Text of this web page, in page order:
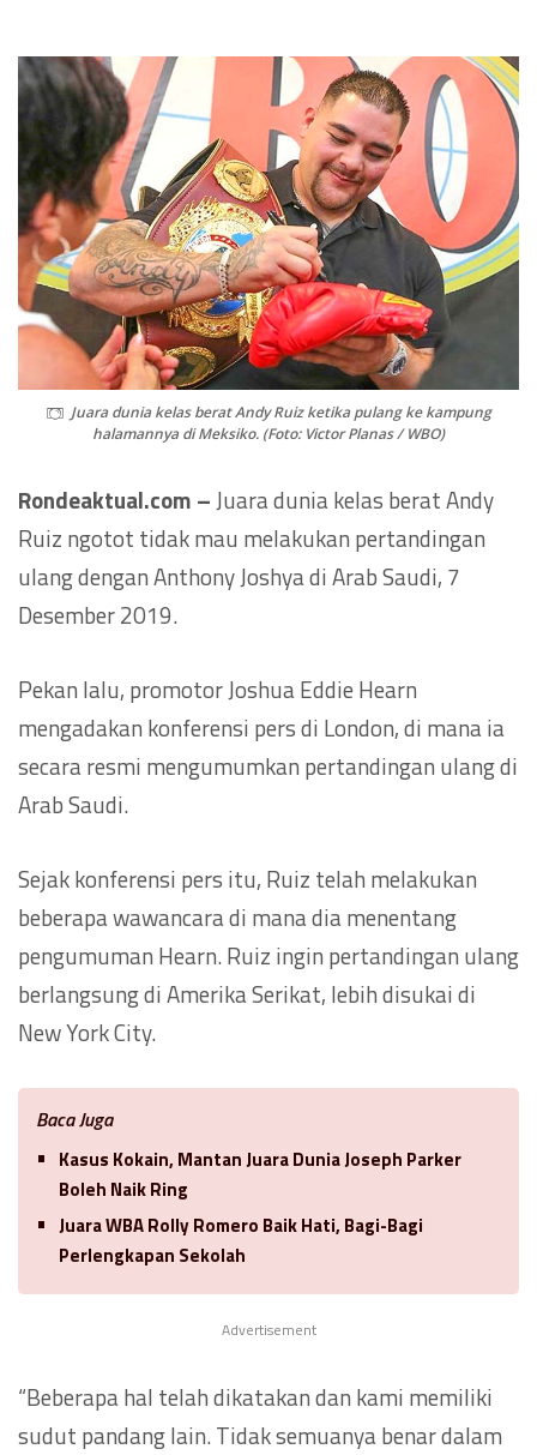
Juara dunia kelas berat Andy Ruiz ketika pulang ke kampung
halamannya di Meksiko. (Foto: Victor Planas / WBO)
Rondeaktual.com –Juara dunia kelas berat Andy
Ruiz ngotot tidak mau melakukan pertandingan
ulang dengan Anthony Joshya di Arab Saudi, 7
Desember 2019.
Pekan lalu, promotor Joshua Eddie Hearn
mengadakan konferensi pers di London, di mana ia
secara resmi mengumumkan pertandingan ulang di
Arab Saudi.
Sejak konferensi pers itu, Ruiz telah melakukan
beberapa wawancara di mana dia menentang
pengumuman Hearn. Ruiz ingin pertandingan ulang
berlangsung di Amerika Serikat, lebih disukai di
New York City.
Baca Juga
Kasus Kokain, Mantan Juara Dunia Joseph Parker
Boleh Naik Ring
Juara WBA Rolly Romero Baik Hati, Bagi-Bagi
Perlengkapan Sekolah
Advertisement
“Beberapa hal telah dikatakan dan kami memiliki
sudut pandang lain. Tidak semuanya benar dalam